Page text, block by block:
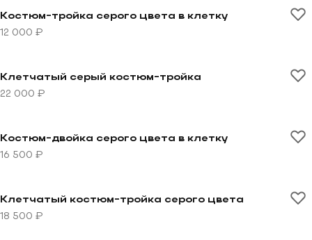
Перейти к товару Костюм-тройка серого цвета в
Костюм-тройка серого цвета в клетку
12 000 ₽
Перейти к товару Клетчатый серый костюм-тройка
Клетчатый серый костюм-тройка
22 000 ₽
Перейти к товару Костюм-двойка серого цвета в
Костюм-двойка серого цвета в клетку
16 500 ₽
Перейти к товару Клетчатый костюм-тройка серого
Клетчатый костюм-тройка серого цвета
18 500 ₽